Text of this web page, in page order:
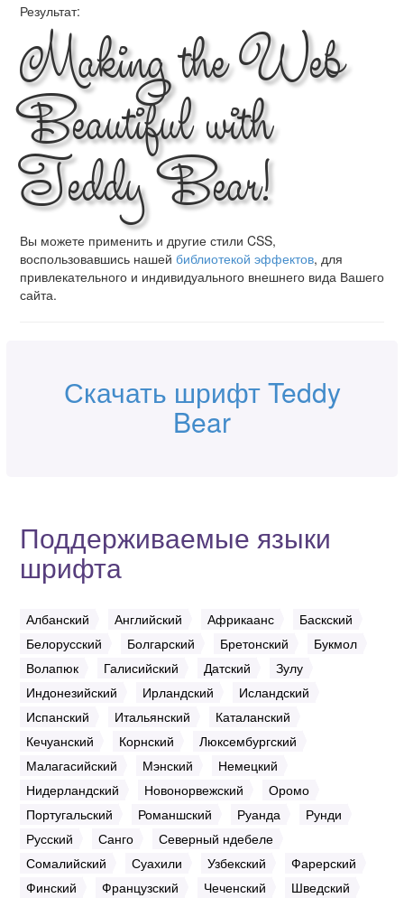
Результат:
Making the Web
Beautiful with
Teddy Bear!
Вы можете применить и другие стили CSS,
воспользовавшись нашей библиотекой эффектов, для
привлекательного и индивидуального внешнего вида Вашего
сайта.
Скачать шрифт Teddy
Bear
Поддерживаемые языки
шрифта
Албанский Английский Африкаанс
Баскский
Белорусский
Болгарский Бретонский
Букмол
Волапюк
Галисийский Датский
Зулу
Индонезийский
Ирландский
Исландский
Испанский
Итальянский
Каталанский
Кечуанский
Корнский
Люксембургский
Малагасийский
Мэнский
Немецкий
Нидерландский
Новонорвежский
Оромо
Португальский
Романшский Руанда
Рунди
Русский
Санго
Северный ндебеле
Сомалийский
Суахили Узбекский
Фарерский
Финский
Французский Чеченский
Шведский